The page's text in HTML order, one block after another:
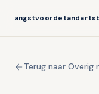
Terug naar Overig